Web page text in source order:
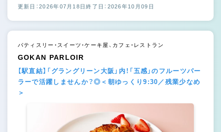
更新日：2026年07月18日終了日：2026年10月09日
パティスリー・スイーツ・ケーキ屋、カフェ・レストラン
GOKAN PARLOIR
【駅直結】「グラングリーン大阪」内！「五感」のフルーツパー
ラーで活躍しませんか？◎＜朝ゆっくり9:30／残業少なめ
＞